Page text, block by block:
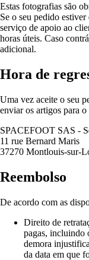
Estas fotografias são
Se o seu pedido
serviço de apoio ao
horas úteis. Caso
adicional.
Hora de
Uma vez aceite o seu
enviar os artigos para o
SPACEFOOT SAS -
11 rue Bernard Maris
37270 Montlouis-sur-
Reembolso
De acordo com as
Direito de
pagas, incluindo
demora
da data em que